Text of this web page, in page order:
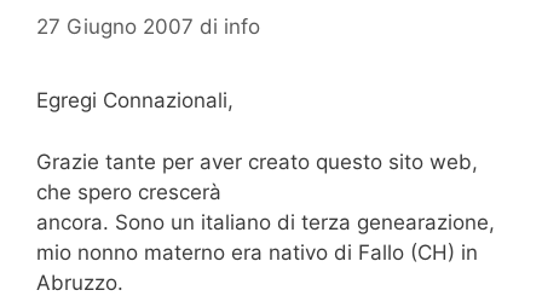
27 Giugno 2007 di info
Egregi Connazionali,
Grazie tante per aver creato questo sito web,
che spero crescerà
ancora. Sono un italiano di terza genearazione,
mio nonno materno era nativo di Fallo (CH) in
Abruzzo.